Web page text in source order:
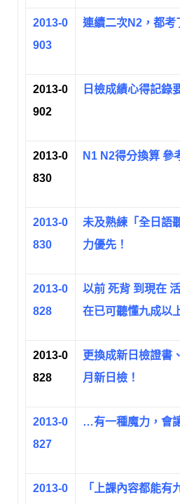
2013-0
903
連續二次N2，都
2013-0
902
日檢成績心得記錄
2013-0
830
N1 N2得分換算 參
2013-0
830
未及熟練「全日語
力優先！
2013-0
828
以前 死背 到現在
在已可聽懂九成以
2013-0
828
更換成新日檢證書
月新日檢！
2013-0
827
…有一種魔力，會
2013-0
「上課內容都能